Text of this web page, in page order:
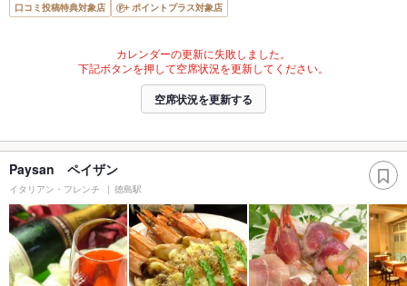
口コミ投稿特典対象店 ポイントプラス対象店
カレンダーの更新に失敗しました。
下記ボタンを押して空席状況を更新してください。
空席状況を更新する
Paysan ペイザン
イタリアン・フレンチ 徳島駅